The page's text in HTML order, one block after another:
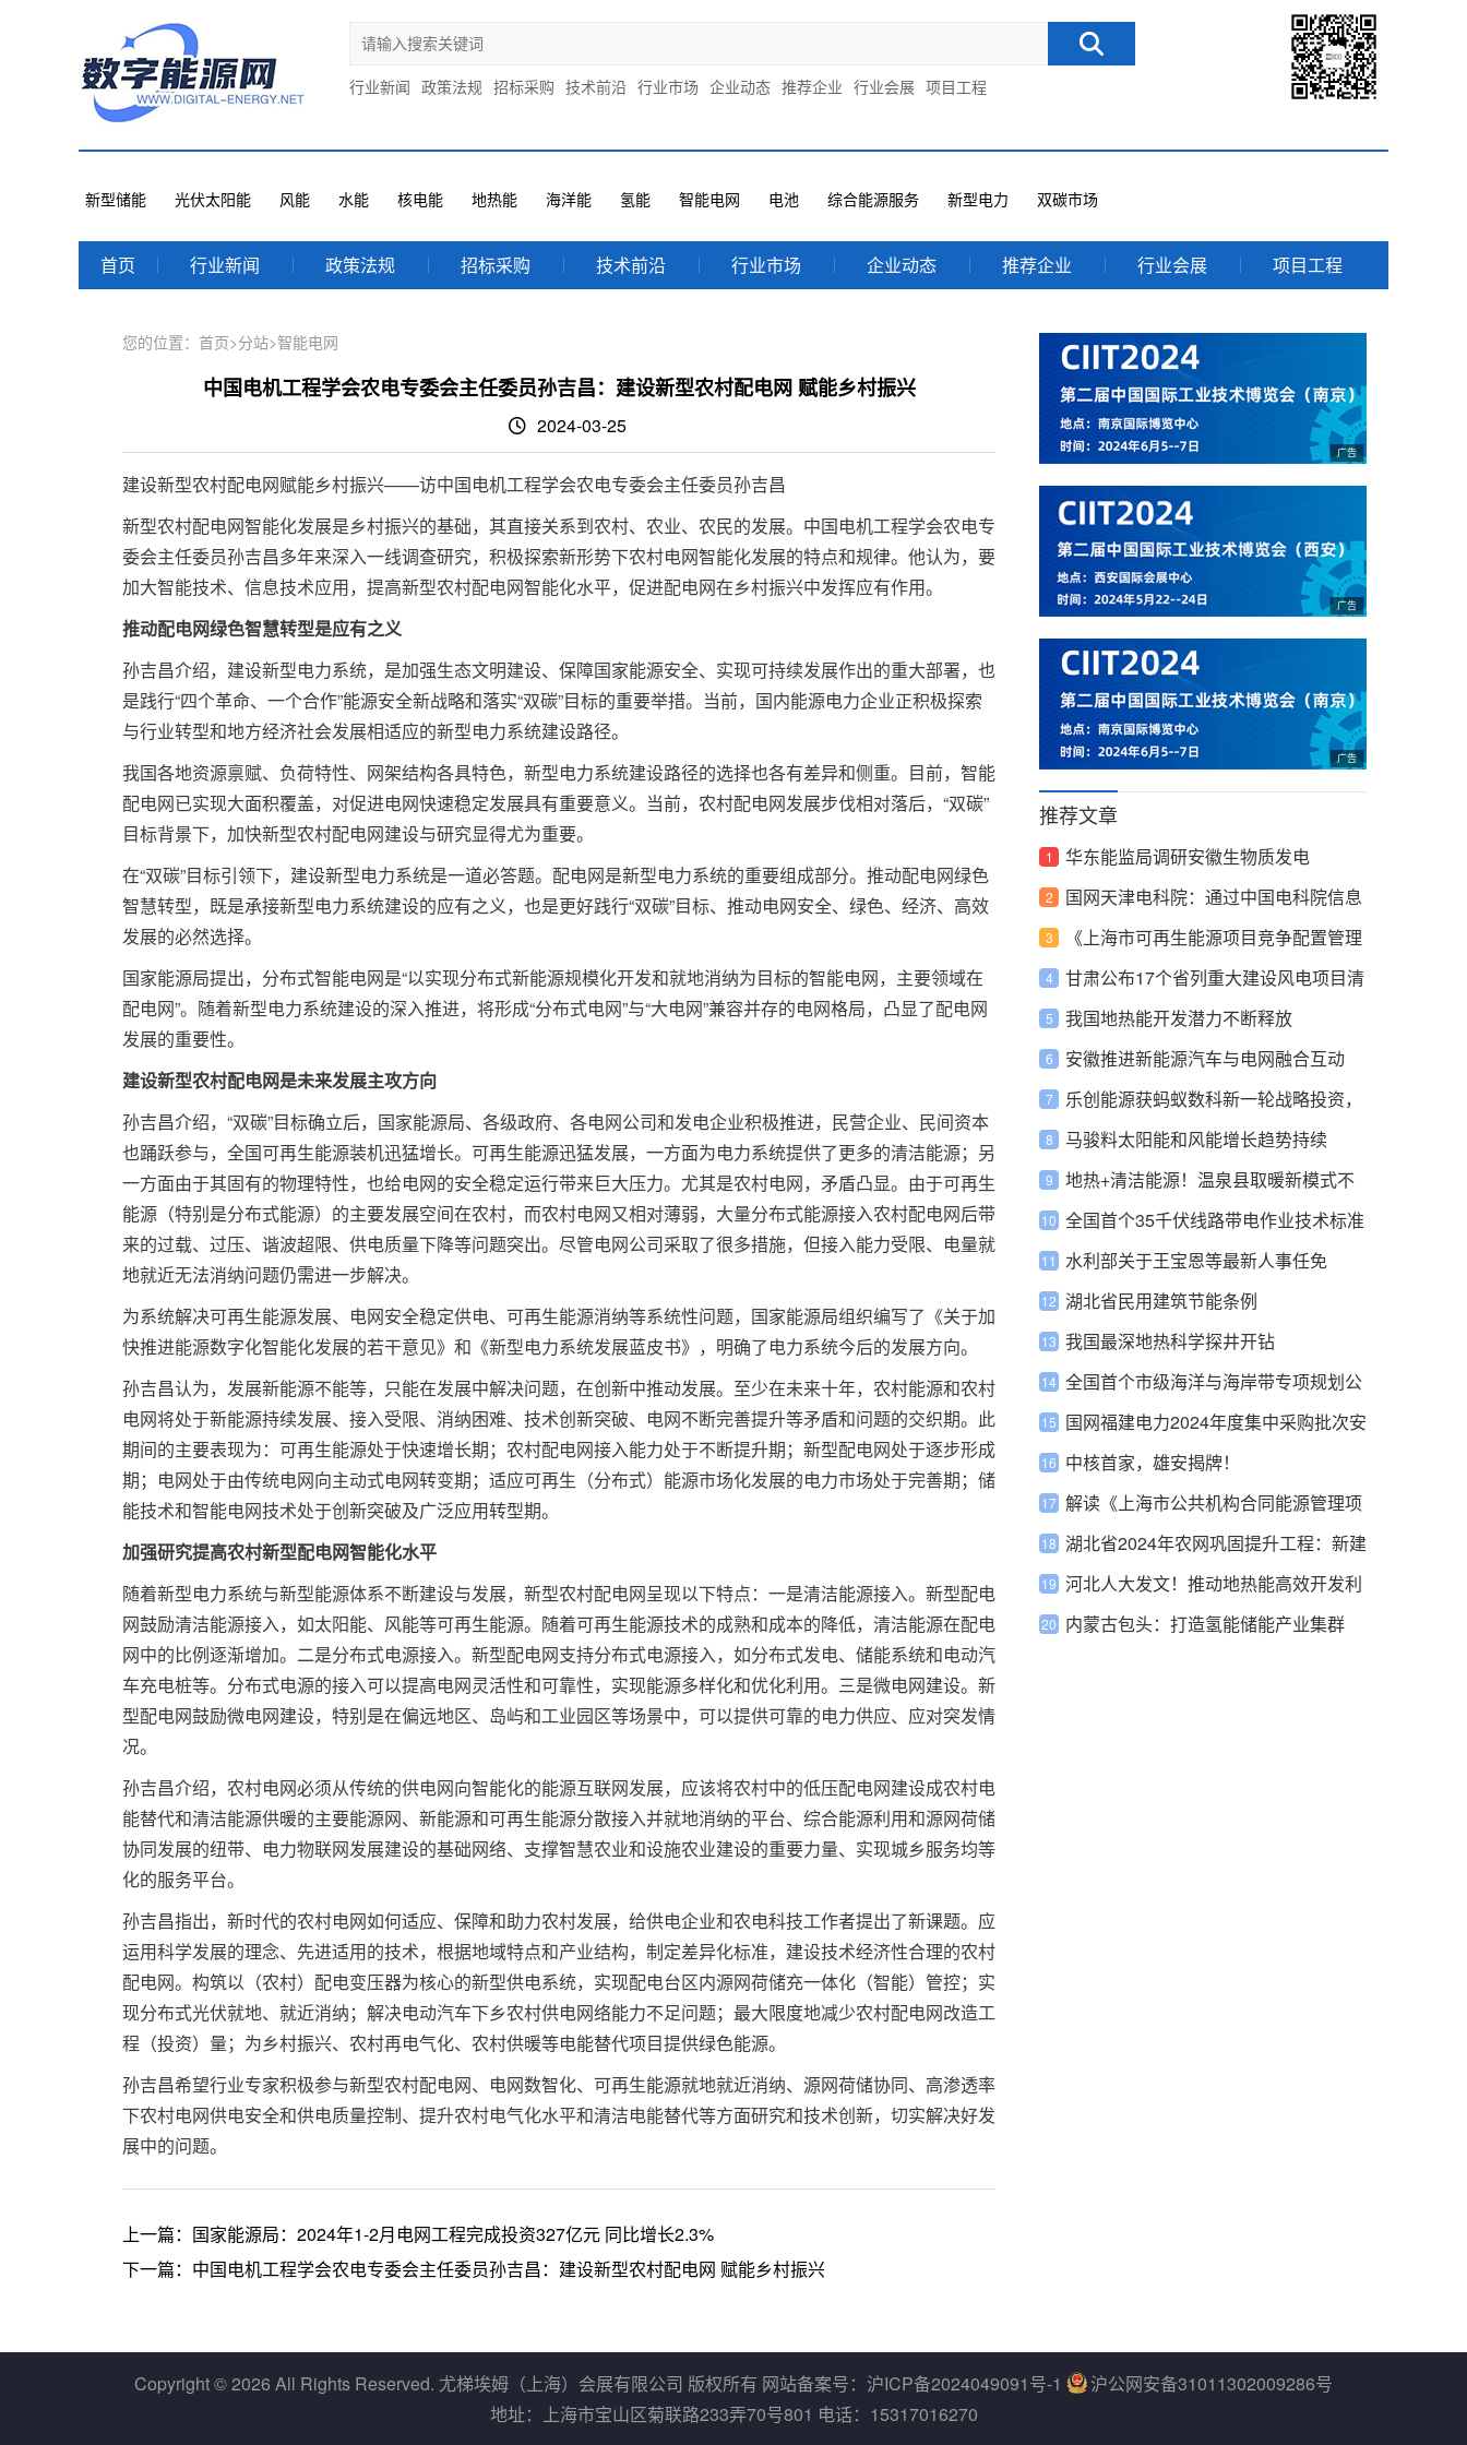
行业新闻 政策法规 招标采购 技术前沿 行业市场 企业动态 推荐企业 行业会展 项目工程
新型储能 光伏太阳能 风能 水能 核电能 地热能 海洋能 氢能 智能电网 电池 综合能源服务 新型电力 双碳市场
首页 行业新闻 政策法规 招标采购 技术前沿 行业市场 企业动态 推荐企业 行业会展 项目工程
您的位置： 首页>分站>智能电网
中国电机工程学会农电专委会主任委员孙吉昌：建设新型农村配电网 赋能乡村振兴
2024-03-25
建设新型农村配电网赋能乡村振兴——访中国电机工程学会农电专委会主任委员孙吉昌
新型农村配电网智能化发展是乡村振兴的基础，其直接关系到农村、农业、农民的发展。中国电机工程学会农电专
委会主任委员孙吉昌多年来深入一线调查研究，积极探索新形势下农村电网智能化发展的特点和规律。他认为，要
加大智能技术、信息技术应用，提高新型农村配电网智能化水平，促进配电网在乡村振兴中发挥应有作用。
推动配电网绿色智慧转型是应有之义
孙吉昌介绍，建设新型电力系统，是加强生态文明建设、保障国家能源安全、实现可持续发展作出的重大部署，也
是践行“四个革命、一个合作”能源安全新战略和落实“双碳”目标的重要举措。当前，国内能源电力企业正积极探索
与行业转型和地方经济社会发展相适应的新型电力系统建设路径。
我国各地资源禀赋、负荷特性、网架结构各具特色，新型电力系统建设路径的选择也各有差异和侧重。目前，智能
配电网已实现大面积覆盖，对促进电网快速稳定发展具有重要意义。当前，农村配电网发展步伐相对落后，“双碳”
目标背景下，加快新型农村配电网建设与研究显得尤为重要。
在“双碳”目标引领下，建设新型电力系统是一道必答题。配电网是新型电力系统的重要组成部分。推动配电网绿色
智慧转型，既是承接新型电力系统建设的应有之义，也是更好践行“双碳”目标、推动电网安全、绿色、经济、高效
发展的必然选择。
国家能源局提出，分布式智能电网是“以实现分布式新能源规模化开发和就地消纳为目标的智能电网，主要领域在
配电网”。随着新型电力系统建设的深入推进，将形成“分布式电网”与“大电网”兼容并存的电网格局，凸显了配电网
发展的重要性。
建设新型农村配电网是未来发展主攻方向
孙吉昌介绍，“双碳”目标确立后，国家能源局、各级政府、各电网公司和发电企业积极推进，民营企业、民间资本
也踊跃参与，全国可再生能源装机迅猛增长。可再生能源迅猛发展，一方面为电力系统提供了更多的清洁能源；另
一方面由于其固有的物理特性，也给电网的安全稳定运行带来巨大压力。尤其是农村电网，矛盾凸显。由于可再生
能源（特别是分布式能源）的主要发展空间在农村，而农村电网又相对薄弱，大量分布式能源接入农村配电网后带
来的过载、过压、谐波超限、供电质量下降等问题突出。尽管电网公司采取了很多措施，但接入能力受限、电量就
地就近无法消纳问题仍需进一步解决。
为系统解决可再生能源发展、电网安全稳定供电、可再生能源消纳等系统性问题，国家能源局组织编写了《关于加
快推进能源数字化智能化发展的若干意见》和《新型电力系统发展蓝皮书》，明确了电力系统今后的发展方向。
孙吉昌认为，发展新能源不能等，只能在发展中解决问题，在创新中推动发展。至少在未来十年，农村能源和农村
电网将处于新能源持续发展、接入受限、消纳困难、技术创新突破、电网不断完善提升等矛盾和问题的交织期。此
期间的主要表现为：可再生能源处于快速增长期；农村配电网接入能力处于不断提升期；新型配电网处于逐步形成
期；电网处于由传统电网向主动式电网转变期；适应可再生（分布式）能源市场化发展的电力市场处于完善期；储
能技术和智能电网技术处于创新突破及广泛应用转型期。
加强研究提高农村新型配电网智能化水平
随着新型电力系统与新型能源体系不断建设与发展，新型农村配电网呈现以下特点：一是清洁能源接入。新型配电
网鼓励清洁能源接入，如太阳能、风能等可再生能源。随着可再生能源技术的成熟和成本的降低，清洁能源在配电
网中的比例逐渐增加。二是分布式电源接入。新型配电网支持分布式电源接入，如分布式发电、储能系统和电动汽
车充电桩等。分布式电源的接入可以提高电网灵活性和可靠性，实现能源多样化和优化利用。三是微电网建设。新
型配电网鼓励微电网建设，特别是在偏远地区、岛屿和工业园区等场景中，可以提供可靠的电力供应、应对突发情
况。
孙吉昌介绍，农村电网必须从传统的供电网向智能化的能源互联网发展，应该将农村中的低压配电网建设成农村电
能替代和清洁能源供暖的主要能源网、新能源和可再生能源分散接入并就地消纳的平台、综合能源利用和源网荷储
协同发展的纽带、电力物联网发展建设的基础网络、支撑智慧农业和设施农业建设的重要力量、实现城乡服务均等
化的服务平台。
孙吉昌指出，新时代的农村电网如何适应、保障和助力农村发展，给供电企业和农电科技工作者提出了新课题。应
运用科学发展的理念、先进适用的技术，根据地域特点和产业结构，制定差异化标准，建设技术经济性合理的农村
配电网。构筑以（农村）配电变压器为核心的新型供电系统，实现配电台区内源网荷储充一体化（智能）管控；实
现分布式光伏就地、就近消纳；解决电动汽车下乡农村供电网络能力不足问题；最大限度地减少农村配电网改造工
程（投资）量；为乡村振兴、农村再电气化、农村供暖等电能替代项目提供绿色能源。
孙吉昌希望行业专家积极参与新型农村配电网、电网数智化、可再生能源就地就近消纳、源网荷储协同、高渗透率
下农村电网供电安全和供电质量控制、提升农村电气化水平和清洁电能替代等方面研究和技术创新，切实解决好发
展中的问题。
上一篇： 国家能源局：2024年1-2月电网工程完成投资327亿元 同比增长2.3%
下一篇： 中国电机工程学会农电专委会主任委员孙吉昌：建设新型农村配电网 赋能乡村振兴
推荐文章
华东能监局调研安徽生物质发电
国网天津电科院：通过中国电科院信息
通信测试分中心复评审
《上海市可再生能源项目竞争配置管理
办法》发布
甘肃公布17个省列重大建设风电项目清
单！
我国地热能开发潜力不断释放
安徽推进新能源汽车与电网融合互动
乐创能源获蚂蚁数科新一轮战略投资，
多个巨头低调布局能源数字化赛道
马骏料太阳能和风能增长趋势持续
地热+清洁能源！温泉县取暖新模式不
简单
全国首个35千伏线路带电作业技术标准
正式发布
水利部关于王宝恩等最新人事任免
湖北省民用建筑节能条例
我国最深地热科学探井开钻
全国首个市级海洋与海岸带专项规划公
开征求意见
国网福建电力2024年度集中采购批次安
排
中核首家，雄安揭牌！
解读《上海市公共机构合同能源管理项
目管理办法》
湖北省2024年农网巩固提升工程：新建
及改造低压线路615.8公里
河北人大发文！推动地热能高效开发利
用
内蒙古包头：打造氢能储能产业集群
Copyright ©2026 All Rights Reserved. 尤梯埃姆（上海）会展有限公司 版权所有 网站备案号： 沪ICP备2024049091号-1
沪公网安备31011302009286号
地址：上海市宝山区菊联路233弄70号801 电话：15317016270